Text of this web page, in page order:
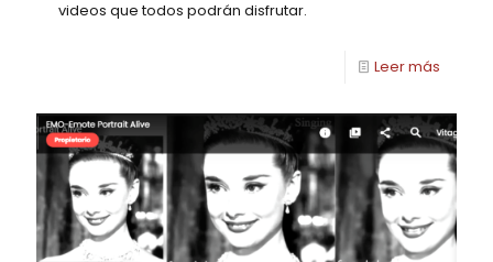
videos que todos podrán disfrutar.
Leer más